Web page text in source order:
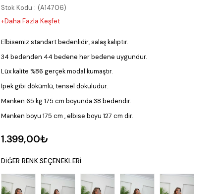
Stok Kodu
(A14706)
+Daha Fazla Keşfet
Elbisemiz standart bedenlidir, salaş kalıptır.
34 bedenden 44 bedene her bedene uygundur.
Lüx kalite %86 gerçek modal kumaştır.
İpek gibi dökümlü, tensel dokuludur.
Manken 65 kg 175 cm boyunda 38 bedendir.
Manken boyu 175 cm , elbise boyu 127 cm dir.
1.399,00₺
DIĞER RENK SEÇENEKLERI.